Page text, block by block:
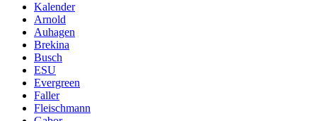
Kalender
Arnold
Auhagen
Brekina
Busch
ESU
Evergreen
Faller
Fleischmann